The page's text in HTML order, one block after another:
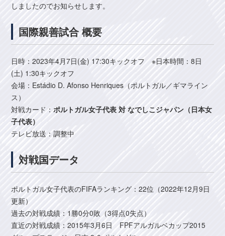
しましたのでお知らせします。
国際親善試合 概要
日時：2023年4月7日(金) 17:30キックオフ ※日本時間：8日
(土) 1:30キックオフ
会場：Estádio D. Afonso Henriques（ポルトガル／ギマライン
ス）
対戦カード：ポルトガル女子代表 対 なでしこジャパン（日本女
子代表）
テレビ放送：調整中
対戦国データ
ポルトガル女子代表のFIFAランキング：22位（2022年12月9日
更新）
過去の対戦成績：1勝0分0敗（3得点0失点）
直近の対戦成績：2015年3月6日 FPFアルガルベカップ2015